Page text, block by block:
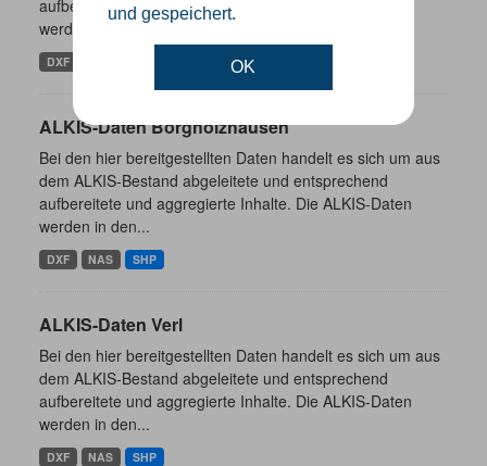
und gespeichert.
OK
aufbereitete und aggregierte Inhalte. Die ALKIS-Daten
werden in den...
DXF
ALKIS-Daten Borgholzhausen
Bei den hier bereitgestellten Daten handelt es sich um aus
dem ALKIS-Bestand abgeleitete und entsprechend
aufbereitete und aggregierte Inhalte. Die ALKIS-Daten
werden in den...
DXF NAS SHP
ALKIS-Daten Verl
Bei den hier bereitgestellten Daten handelt es sich um aus
dem ALKIS-Bestand abgeleitete und entsprechend
aufbereitete und aggregierte Inhalte. Die ALKIS-Daten
werden in den...
DXF NAS SHP